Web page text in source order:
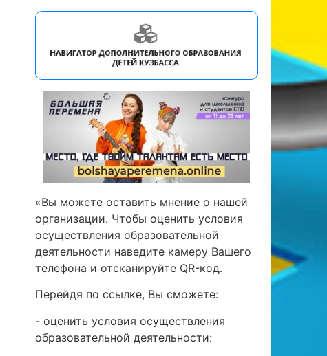
«Вы можете оставить мнение о нашей
организации. Чтобы оценить условия
осуществления образовательной
деятельности наведите камеру Вашего
телефона и отсканируйте QR-код.
Перейдя по ссылке, Вы сможете:
- оценить условия осуществления
образовательной деятельности: